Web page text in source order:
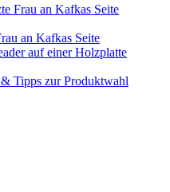
an Kafkas Seite
Tipps zur Produktwahl